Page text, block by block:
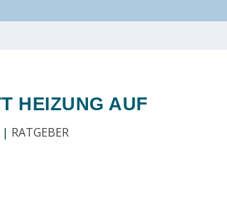
HEIZUNG AUF
| RATGEBER